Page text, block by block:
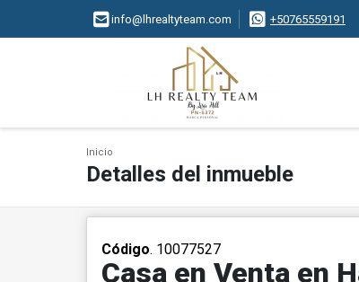
info@lhrealtyteam.com +50765559191
Inicio
Detalles del inmueble
Código. 10077527
Casa en Venta en